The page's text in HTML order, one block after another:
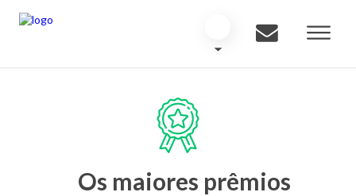
Os maiores prêmios